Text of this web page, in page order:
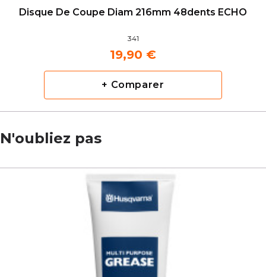
Disque De Coupe Diam 216mm 48dents ECHO
341
19,90 €
+ Comparer
N'oubliez pas